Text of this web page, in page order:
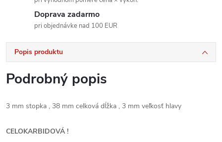
Doprava zadarmo
pri objednávke nad 100 EUR
Popis produktu
Podrobný popis
3 mm stopka , 38 mm celková dĺžka , 3 mm veľkosť hlavy
CELOKARBIDOVÁ !